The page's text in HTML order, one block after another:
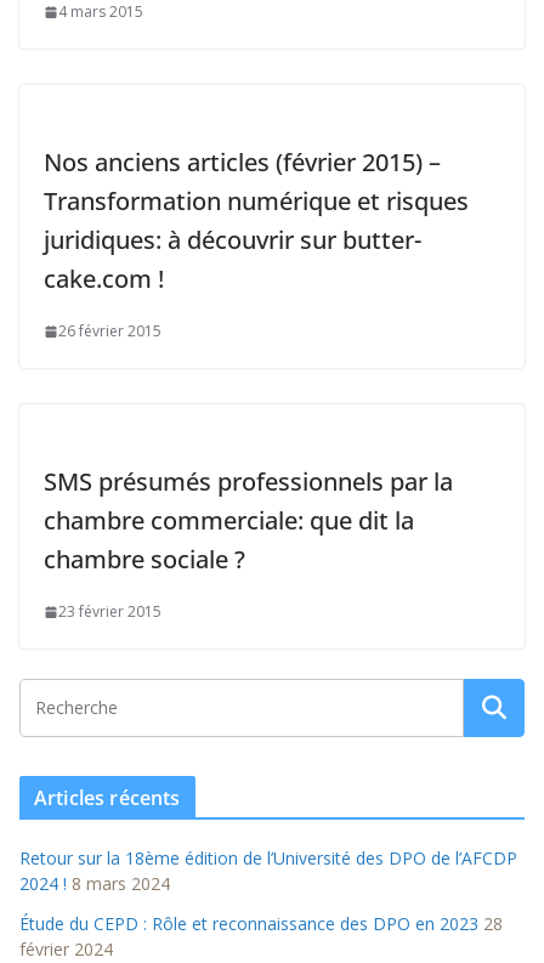
4 mars 2015
Nos anciens articles (février 2015) –
Transformation numérique et risques
juridiques: à découvrir sur butter-
cake.com !
26 février 2015
SMS présumés professionnels par la
chambre commerciale: que dit la
chambre sociale ?
23 février 2015
Articles récents
Retour sur la 18ème édition de l’Université des DPO de l’AFCDP
2024 ! 8 mars 2024
Étude du CEPD : Rôle et reconnaissance des DPO en 2023 28
février 2024